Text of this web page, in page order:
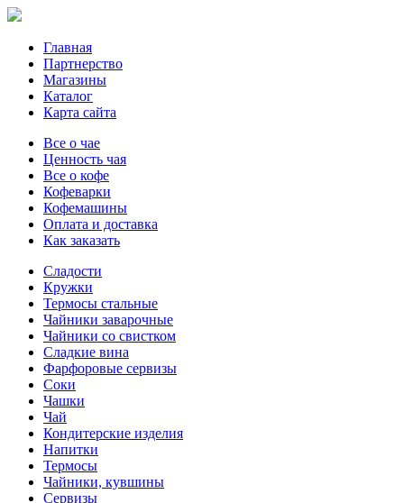
Главная
Партнерство
Магазины
Каталог
Карта сайта
Все о чае
Ценность чая
Все о кофе
Кофеварки
Кофемашины
Оплата и доставка
Как заказать
Сладости
Кружки
Термосы стальные
Чайники заварочные
Чайники со свистком
Сладкие вина
Фарфоровые сервизы
Соки
Чашки
Чай
Кондитерские изделия
Напитки
Термосы
Чайники, кувшины
Сервизы